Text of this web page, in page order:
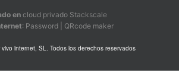
en cloud privado Stackscale
: Password QRcode maker
internet, SL. Todos los derechos reservados